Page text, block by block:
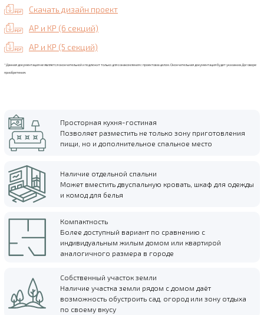
Скачать дизайн проект
АР и КР (6 секций)
АР и КР (5 секций)
*Данная документация не является окончательной и подлежит только для ознакомления с проектов в целом. Окончательная документация будет указана в Договоре
приобретения.
Просторная кухня-гостиная
Позволяет разместить не только зону приготовления
пищи, но и дополнительное спальное место
Наличие отдельной спальни
Может вместить двуспальную кровать, шкаф для одежды
и комод для белья
Компактность
Более доступный вариант по сравнению с
индивидуальным жилым домом или квартирой
аналогичного размера в городе
Собственный участок земли
Наличие участка земли рядом с домом даёт
возможность обустроить сад, огород или зону отдыха
по своему вкусу